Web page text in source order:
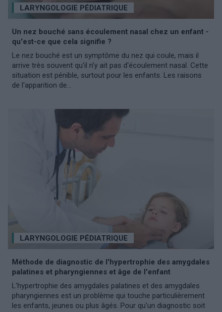
LARYNGOLOGIE PÉDIATRIQUE
Un nez bouché sans écoulement nasal chez un enfant -
qu'est-ce que cela signifie ?
Le nez bouché est un symptôme du nez qui coule, mais il
arrive très souvent qu'il n'y ait pas d'écoulement nasal. Cette
situation est pénible, surtout pour les enfants. Les raisons
de l'apparition de...
LARYNGOLOGIE PÉDIATRIQUE
Méthode de diagnostic de l'hypertrophie des amygdales
palatines et pharyngiennes et âge de l'enfant
L'hypertrophie des amygdales palatines et des amygdales
pharyngiennes est un problème qui touche particulièrement
les enfants, jeunes ou plus âgés. Pour qu'un diagnostic soit